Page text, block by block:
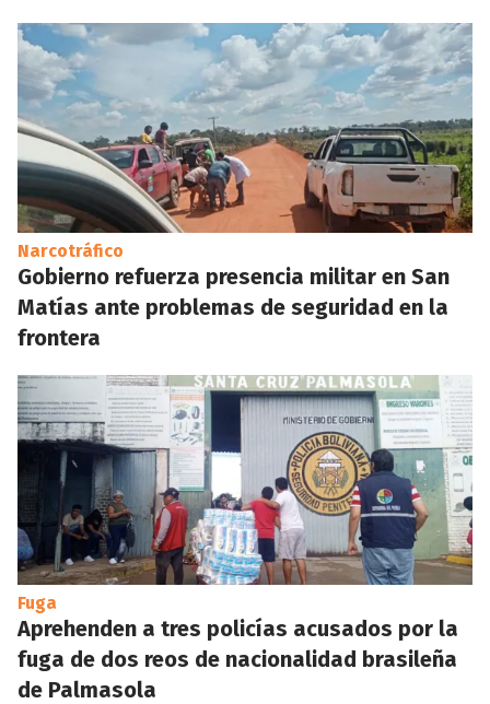
Narcotráfico
Gobierno refuerza presencia militar en San
Matías ante problemas de seguridad en la
frontera
Fuga
Aprehenden a tres policías acusados por la
fuga de dos reos de nacionalidad brasileña
de Palmasola